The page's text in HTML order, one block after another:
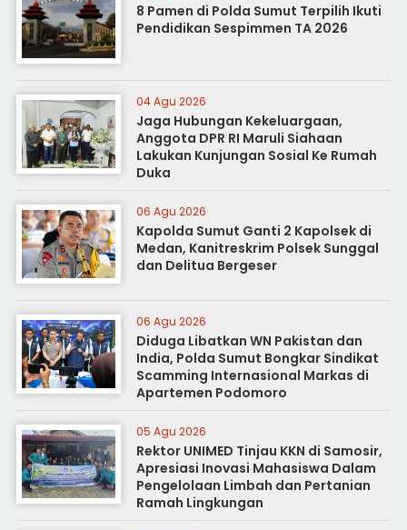
8 Pamen di Polda Sumut Terpilih Ikuti
Pendidikan Sespimmen TA 2026
04 Agu 2026
Jaga Hubungan Kekeluargaan,
Anggota DPR RI Maruli Siahaan
Lakukan Kunjungan Sosial Ke Rumah
Duka
06 Agu 2026
Kapolda Sumut Ganti 2 Kapolsek di
Medan, Kanitreskrim Polsek Sunggal
dan Delitua Bergeser
06 Agu 2026
Diduga Libatkan WN Pakistan dan
India, Polda Sumut Bongkar Sindikat
Scamming Internasional Markas di
Apartemen Podomoro
05 Agu 2026
Rektor UNIMED Tinjau KKN di Samosir,
Apresiasi Inovasi Mahasiswa Dalam
Pengelolaan Limbah dan Pertanian
Ramah Lingkungan